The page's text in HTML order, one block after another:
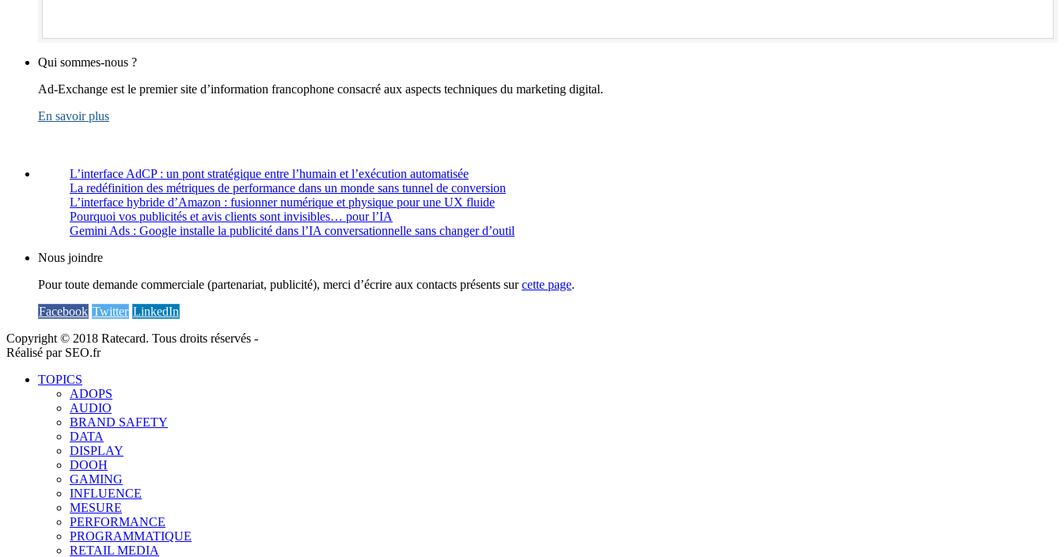
Qui sommes-nous ?
Ad-Exchange est le premier site d’information francophone consacré aux aspects techniques du marketing digital.
En savoir plus
L’interface AdCP : un pont stratégique entre l’humain et l’exécution automatisée
La redéfinition des métriques de performance dans un monde sans tunnel de conversion
L’interface hybride d’Amazon : fusionner numérique et physique pour une UX fluide
Pourquoi vos publicités et avis clients sont invisibles… pour l’IA
Gemini Ads : Google installe la publicité dans l’IA conversationnelle sans changer d’outil
Nous joindre
Pour toute demande commerciale (partenariat, publicité), merci d’écrire aux contacts présents surcette page.
Facebook Twitter LinkedIn
Copyright © 2018 Ratecard. Tous droits réservés -
Réalisé par SEO.fr
TOPICS
ADOPS
AUDIO
BRAND SAFETY
DATA
DISPLAY
DOOH
GAMING
INFLUENCE
MESURE
PERFORMANCE
PROGRAMMATIQUE
RETAIL MEDIA